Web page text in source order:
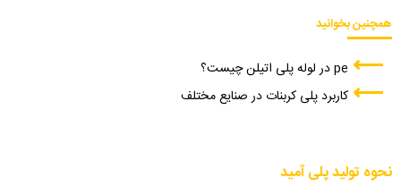
همچنین بخوانید
pe در لوله پلی اتیلن چیست؟
کاربرد پلی کربنات در صنایع مختلف
نحوه تولید پلی آمید